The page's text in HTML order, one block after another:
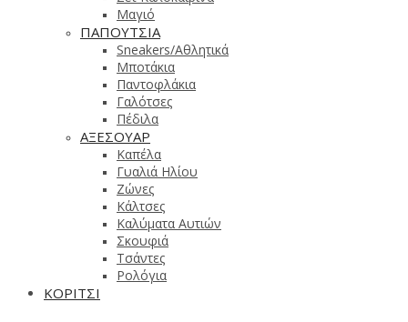
Μαγιό
ΠΑΠΟΥΤΣΙΑ
Sneakers/Aθλητικά
Μποτάκια
Παντοφλάκια
Γαλότσες
Πέδιλα
ΑΞΕΣΟΥΑΡ
Καπέλα
Γυαλιά Ηλίου
Ζώνες
Κάλτσες
Καλύματα Αυτιών
Σκουφιά
Τσάντες
Ρολόγια
ΚΟΡΙΤΣΙ